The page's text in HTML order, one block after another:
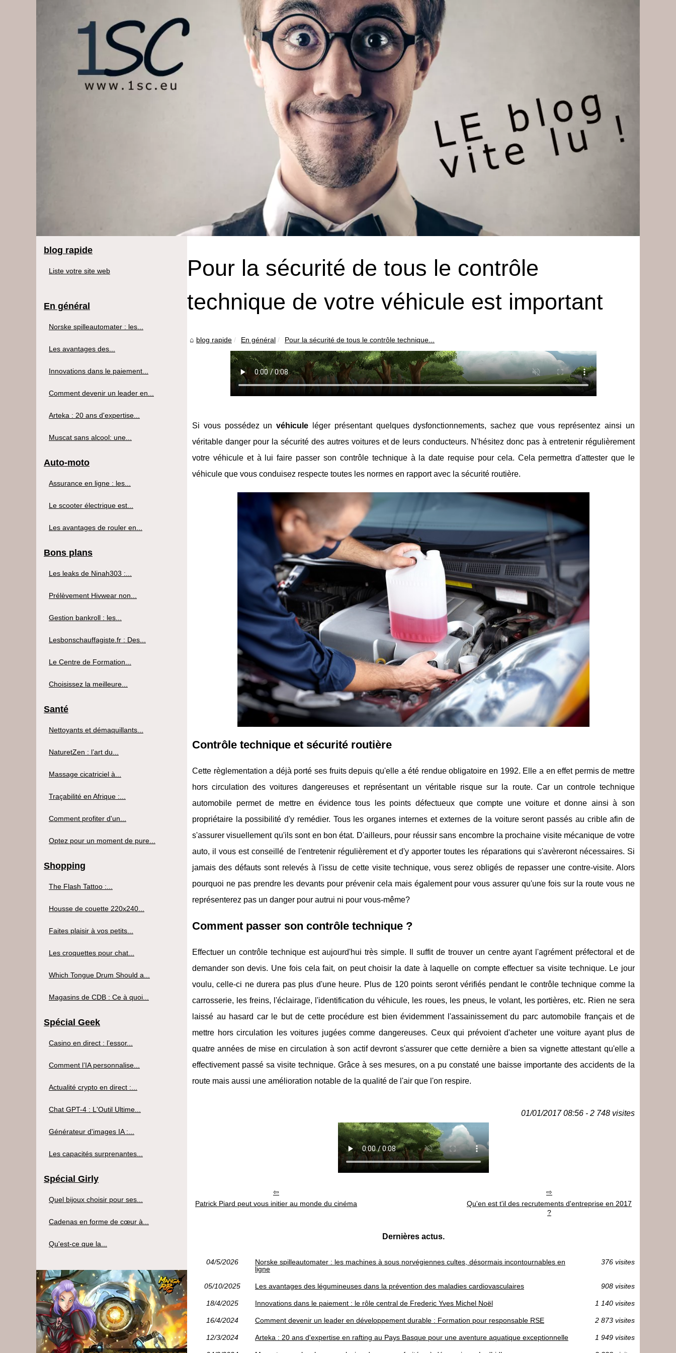
Pour la sécurité de tous le contrôle
technique de votre véhicule est important
blog rapide En général Pour la sécurité de tous le contrôle technique...
Si vous possédez unvéhicule léger présentant quelques dysfonctionnements, sachez que vous représentez ainsi un
véritable danger pour la sécurité des autres voitures et de leurs conducteurs. N'hésitez donc pas à entretenir régulièrement
votre véhicule et à lui faire passer son contrôle technique à la date requise pour cela. Cela permettra d'attester que le
véhicule que vous conduisez respecte toutes les normes en rapport avec la sécurité routière.
Contrôle technique et sécurité routière
Cette règlementation a déjà porté ses fruits depuis qu'elle a été rendue obligatoire en 1992. Elle a en effet permis de mettre
hors circulation des voitures dangereuses et représentant un véritable risque sur la route. Car un controle technique
automobile permet de mettre en évidence tous les points défectueux que compte une voiture et donne ainsi à son
propriétaire la possibilité d'y remédier. Tous les organes internes et externes de la voiture seront passés au crible afin de
s'assurer visuellement qu'ils sont en bon état. D'ailleurs, pour réussir sans encombre la prochaine visite mécanique de votre
auto, il vous est conseillé de l'entretenir régulièrement et d'y apporter toutes les réparations qui s'avèreront nécessaires. Si
jamais des défauts sont relevés à l'issu de cette visite technique, vous serez obligés de repasser une contre-visite. Alors
pourquoi ne pas prendre les devants pour prévenir cela mais également pour vous assurer qu'une fois sur la route vous ne
représenterez pas un danger pour autrui ni pour vous-même?
Comment passer son contrôle technique ?
Effectuer un contrôle technique est aujourd'hui très simple. Il suffit de trouver un centre ayant l'agrément préfectoral et de
demander son devis. Une fois cela fait, on peut choisir la date à laquelle on compte effectuer sa visite technique. Le jour
voulu, celle-ci ne durera pas plus d'une heure. Plus de 120 points seront vérifiés pendant le contrôle technique comme la
carrosserie, les freins, l'éclairage, l'identification du véhicule, les roues, les pneus, le volant, les portières, etc. Rien ne sera
laissé au hasard car le but de cette procédure est bien évidemment l'assainissement du parc automobile français et de
mettre hors circulation les voitures jugées comme dangereuses. Ceux qui prévoient d'acheter une voiture ayant plus de
quatre années de mise en circulation à son actif devront s'assurer que cette dernière a bien sa vignette attestant qu'elle a
effectivement passé sa visite technique. Grâce à ses mesures, on a pu constaté une baisse importante des accidents de la
route mais aussi une amélioration notable de la qualité de l'air que l'on respire.
01/01/2017 08:56 - 2 748 visites
Patrick Piard peut vous initier au monde du cinéma
Qu'en est t'il des recrutements d'entreprise en 2017
?
Dernières actus.
04/5/2026
Norske spilleautomater : les machines à sous norvégiennes cultes, désormais incontournables en
ligne
376 visites
05/10/2025 Les avantages des légumineuses dans la prévention des maladies cardiovasculaires 908 visites
18/4/2025 Innovations dans le paiement : le rôle central de Frederic Yves Michel Noël 1 140 visites
16/4/2024 Comment devenir un leader en développement durable : Formation pour responsable RSE 2 873 visites
12/3/2024 Arteka : 20 ans d'expertise en rafting au Pays Basque pour une aventure aquatique exceptionnelle 1 949 visites
blog rapide
Liste votre site web
En général
Norske spilleautomater : les...
Les avantages des...
Innovations dans le paiement...
Comment devenir un leader en...
Arteka : 20 ans d'expertise...
Muscat sans alcool: une...
Auto-moto
Assurance en ligne : les...
Le scooter électrique est...
Les avantages de rouler en...
Bons plans
Les leaks de Ninah303 :...
Prélèvement Hivwear non...
Gestion bankroll : les...
Lesbonschauffagiste.fr : Des...
Le Centre de Formation...
Choisissez la meilleure...
Santé
Nettoyants et démaquillants...
NaturetZen : l’art du...
Massage cicatriciel à...
Traçabilité en Afrique :...
Comment profiter d'un...
Optez pour un moment de pure...
Shopping
The Flash Tattoo :...
Housse de couette 220x240...
Faites plaisir à vos petits...
Les croquettes pour chat...
Which Tongue Drum Should a...
Magasins de CDB : Ce à quoi...
Spécial Geek
Casino en direct : l’essor...
Comment l’IA personnalise...
Actualité crypto en direct :...
Chat GPT-4 : L'Outil Ultime...
Générateur d'images IA :...
Les capacités surprenantes...
Spécial Girly
Quel bijoux choisir pour ses...
Cadenas en forme de cœur à...
Qu'est-ce que la...